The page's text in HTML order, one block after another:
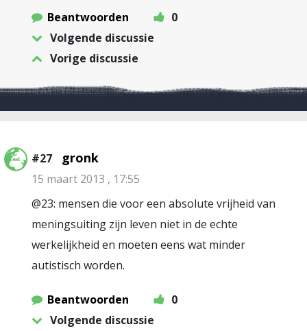
Beantwoorden
0
Volgende discussie
Vorige discussie
#27 gronk
15 maart 2013 , 17:55
@23: mensen die voor een absolute vrijheid van
meningsuiting zijn leven niet in de echte
werkelijkheid en moeten eens wat minder
autistisch worden.
Beantwoorden
0
Volgende discussie